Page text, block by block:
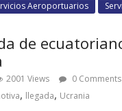
Aeroportuarios
de
2001 Views 0 Comments
, llegada, Ucrania